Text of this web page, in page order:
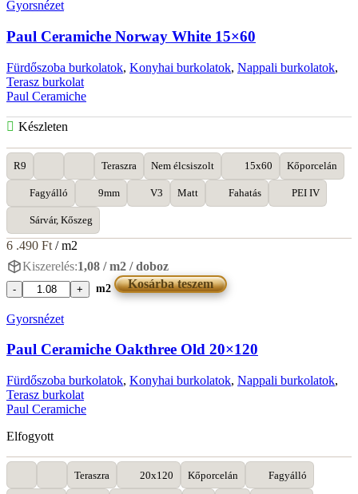
Feel
20x90
Gyorsnézet
Paul Ceramiche Norway White 15×60
Fürdőszoba burkolatok, Konyhai burkolatok, Nappali burkolatok,
Terasz burkolat
Paul Ceramiche
Készleten
R9 Teraszra Nem élcsiszolt 15x60 Kőporcelán
Fagyálló 9mm V3 Matt Fahatás PEI IV
Sárvár, Kőszeg
6 .490 Ft / m2
Kiszerelés:1,08 / m2 / doboz
Paul
Norway
15x60
m2 Kosárba teszem
Gyorsnézet
Paul Ceramiche Oakthree Old 20×120
Fürdőszoba burkolatok, Konyhai burkolatok, Nappali burkolatok,
Terasz burkolat
Paul Ceramiche
Elfogyott
Teraszra 20x120 Kőporcelán Fagyálló